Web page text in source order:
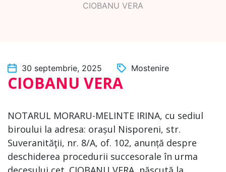
CIOBANU VERA
30 septembrie, 2025 Mostenire
CIOBANU VERA
NOTARUL MORARU-MELINTE IRINA, cu sediul
biroului la adresa: orașul Nisporeni, str.
Suveranităţii, nr. 8/A, of. 102, anunță despre
deschiderea procedurii succesorale în urma